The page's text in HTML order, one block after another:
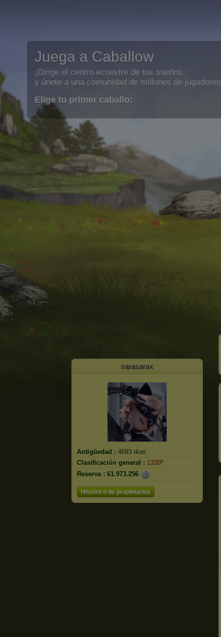
Juega a Caballow
¡Dirige el centro ecuestre de tus sueños
y únete a una comunidad de millones de
Elige tu primer caballo:
sarasarax
Antigüedad : 4693 días
Clasificación general : 1330º
Reserva : 61.973.256
Histórico de propietarios